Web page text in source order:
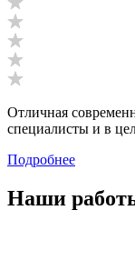
Отличная
специалисты и в
Подробнее
Наши